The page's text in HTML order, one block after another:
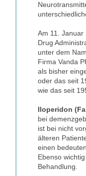
Am 11. Januar
Drug
unter dem
Firma Vanda
als bisher
oder das seit
wie das seit
Iloperidon
bei
ist bei nicht
älteren
einen
Ebenso
Behandlung.